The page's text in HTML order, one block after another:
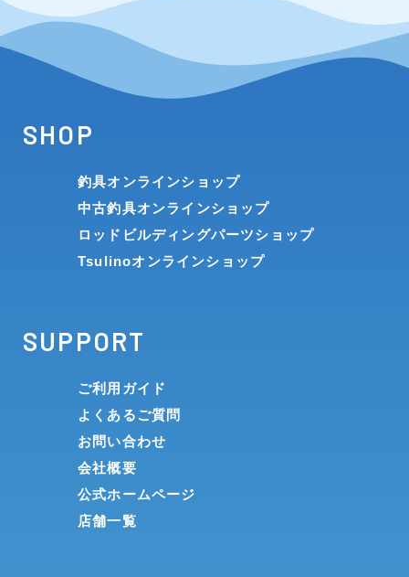
SHOP
釣具オンラインショップ
中古釣具オンラインショップ
ロッドビルディングパーツショップ
Tsulinoオンラインショップ
SUPPORT
ご利用ガイド
よくあるご質問
お問い合わせ
会社概要
公式ホームページ
店舗一覧